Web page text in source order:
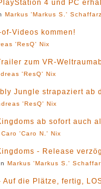
4 und PC
Markus 'Markus S.' Schaffarz
Videos kommen!
'ResQ' Nix
zum VR-
'ResQ' Nix
Jungle strapaziert ab
'ResQ' Nix
ab sofort auch
Caro 'Caro N.' Nix
- Release
Markus 'Markus S.'
Auf die Plätze, fertig,